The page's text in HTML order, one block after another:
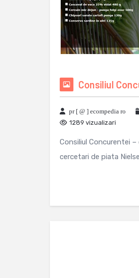
Consiliul
pr [ @ ] ecompedia ro
1289 vizualizari
Consiliul Concurentei
cercetari de piata